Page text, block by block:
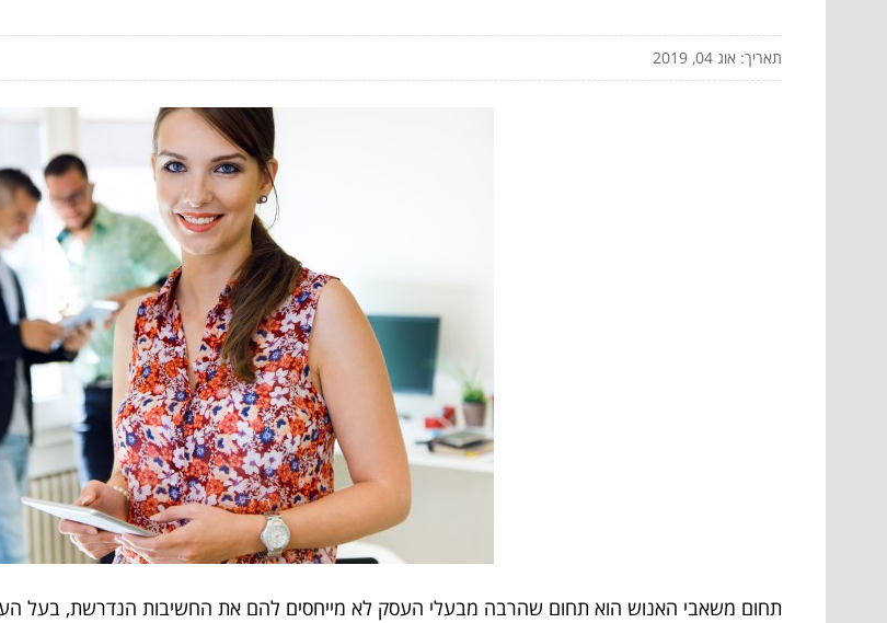
תאריך: אוג 04, 2019
תחום משאבי האנוש הוא תחום שהרבה מבעלי העסק לא מייחסים להם את החשיבות הנדרשת, בעל